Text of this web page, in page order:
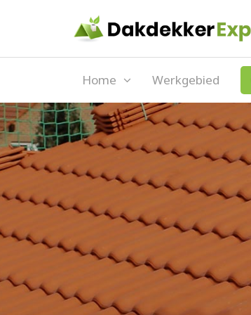
Home Werkgebied